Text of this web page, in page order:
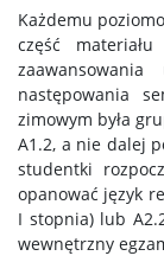
Każdemu
część
następowania
zimowym była
A1.2, a nie dalej
studentki
opanować język
I stopnia) lub
wewnętrzny